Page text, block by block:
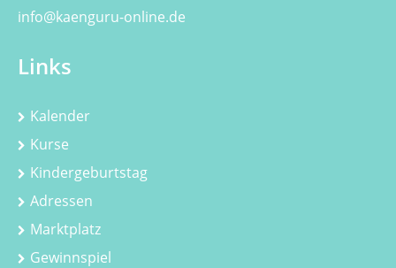
info@kaenguru-online.de
Links
Kalender
Kurse
Kindergeburtstag
Adressen
Marktplatz
Gewinnspiel